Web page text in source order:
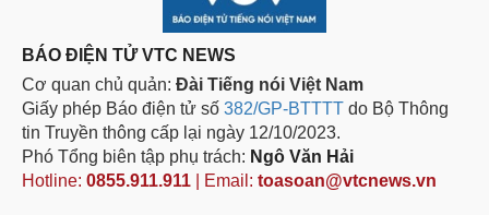
BÁO ĐIỆN TỬ VTC NEWS
Cơ quan chủ quản: Đài Tiếng nói Việt Nam
Giấy phép Báo điện tử số 382/GP-BTTTT do Bộ Thông
tin Truyền thông cấp lại ngày 12/10/2023.
Phó Tổng biên tập phụ trách: Ngô Văn Hải
Hotline: 0855.911.911 | Email: toasoan@vtcnews.vn